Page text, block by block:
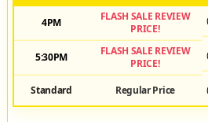
4PM
FLASH SALE REVIEW
PRICE!
5:30PM
FLASH SALE REVIEW
PRICE!
Standard Regular Price